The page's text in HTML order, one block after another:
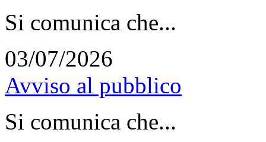
Si comunica che...
03/07/2026
Avviso al pubblico
Si comunica che...